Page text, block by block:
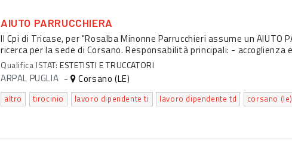
AIUTO PARRUCCHIERA
Il Cpi di Tricase, per "Rosalba Minonne Parrucchieri assume un AIUTO
ricerca per la sede di Corsano. Responsabilità principali: - accoglienza
Qualifica ISTAT: ESTETISTI E TRUCCATORI
ARPAL PUGLIA - Corsano (LE)
altro tirocinio lavoro dipendente ti lavoro dipendente td corsano (le)